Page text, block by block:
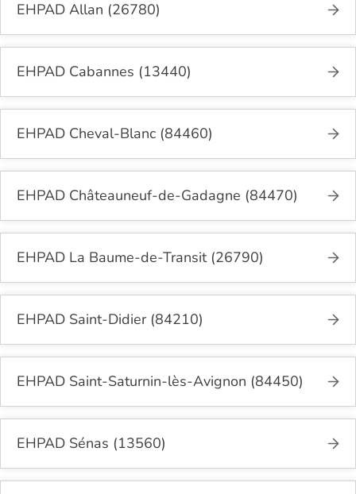
EHPAD Allan (26780)
EHPAD Cabannes (13440)
EHPAD Cheval-Blanc (84460)
EHPAD Châteauneuf-de-Gadagne (84470)
EHPAD La Baume-de-Transit (26790)
EHPAD Saint-Didier (84210)
EHPAD Saint-Saturnin-lès-Avignon (84450)
EHPAD Sénas (13560)